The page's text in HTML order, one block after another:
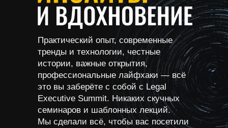
Практический опыт, современные
тренды и технологии, честные
истории, важные открытия,
профессиональные лайфхаки — всё
это вы заберёте с собой с Legal
Executive Summit. Никаких скучных
семинаров и шаблонных лекций.
Мы сделали всё, чтобы вас посетили